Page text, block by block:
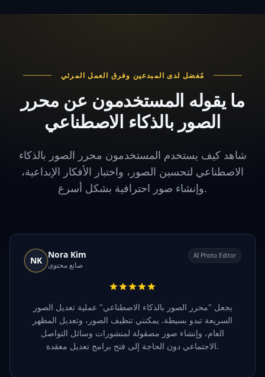
مُفضل لدى المبدعين وفرق العمل المرئي
ما يقوله المستخدمون عن محرر
الصور بالذكاء الاصطناعي
شاهد كيف يستخدم المستخدمون محرر الصور بالذكاء
الاصطناعي لتحسين الصور، واختبار الأفكار الإبداعية،
وإنشاء صور احترافية بشكل أسرع.
NK
Nora Kim
صانع محتوى
AI Photo Editor
يجعل "محرر الصور بالذكاء الاصطناعي" عملية تعديل الصور
السريعة تبدو بسيطة. يمكنني تنظيف الصور، وتعديل المظهر
العام، وإنشاء صور مصقولة لمنشورات وسائل التواصل
الاجتماعي دون الحاجة إلى فتح برامج تعديل معقدة.